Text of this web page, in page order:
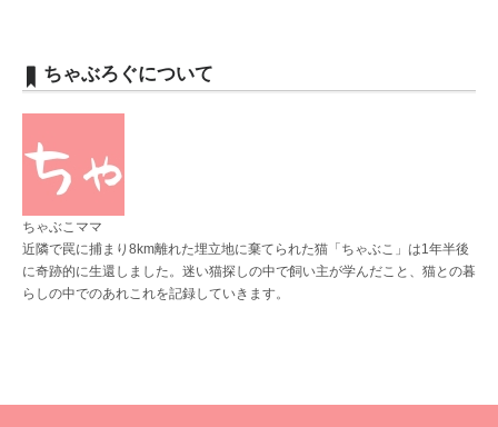
ちゃぶろぐについて
ちゃぶこママ
近隣で罠に捕まり8km離れた埋立地に棄てられた猫「ちゃぶこ」は1年半後
に奇跡的に生還しました。迷い猫探しの中で飼い主が学んだこと、猫との暮
らしの中でのあれこれを記録していきます。